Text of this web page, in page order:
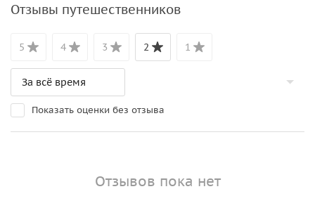
Отзывы путешественников
5 4 3 2 1
Показать оценки без отзыва
Отзывов пока нет